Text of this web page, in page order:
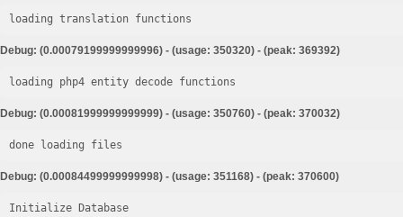
loading translation functions
Debug: (0.00079199999999996) - (usage: 350320) - (peak: 369392)
loading php4 entity decode functions
Debug: (0.00081999999999999) - (usage: 350760) - (peak: 370032)
done loading files
Debug: (0.00084499999999998) - (usage: 351168) - (peak: 370600)
Initialize Database